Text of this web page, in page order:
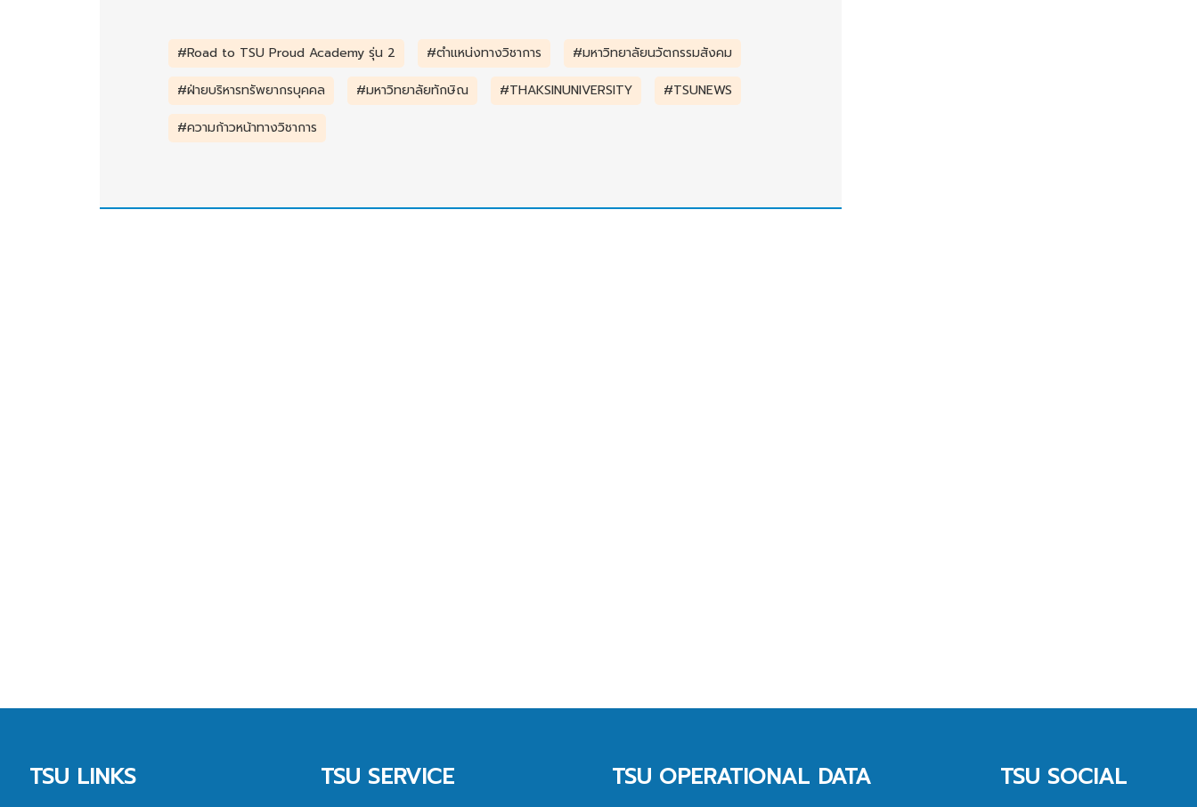
#Road to TSU Proud Academy รุ่น 2 #ตำแหน่งทางวิชาการ
#มหาวิทยาลัยนวัตกรรมสังคม
#ฝ่ายบริหารทรัพยากรบุคคล
#มหาวิทยาลัยทักษิณ #THAKSINUNIVERSITY
#TSUNEWS
#ความก้าวหน้าทางวิชาการ
TSU LINKS TSU SERVICE TSU OPERATIONAL DATA TSU SOCIAL